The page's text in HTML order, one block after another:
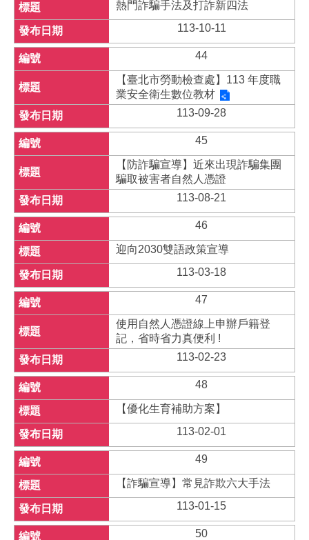
熱門詐騙手法及打詐新四法
113-10-11
44
【臺北市勞動檢查處】113 年度職
業安全衛生數位教材
113-09-28
45
【防詐騙宣導】近來出現詐騙集團
騙取被害者自然人憑證
113-08-21
46
迎向2030雙語政策宣導
113-03-18
47
使用自然人憑證線上申辦戶籍登
記，省時省力真便利 !
113-02-23
48
【優化生育補助方案】
113-02-01
49
【詐騙宣導】常見詐欺六大手法
113-01-15
50